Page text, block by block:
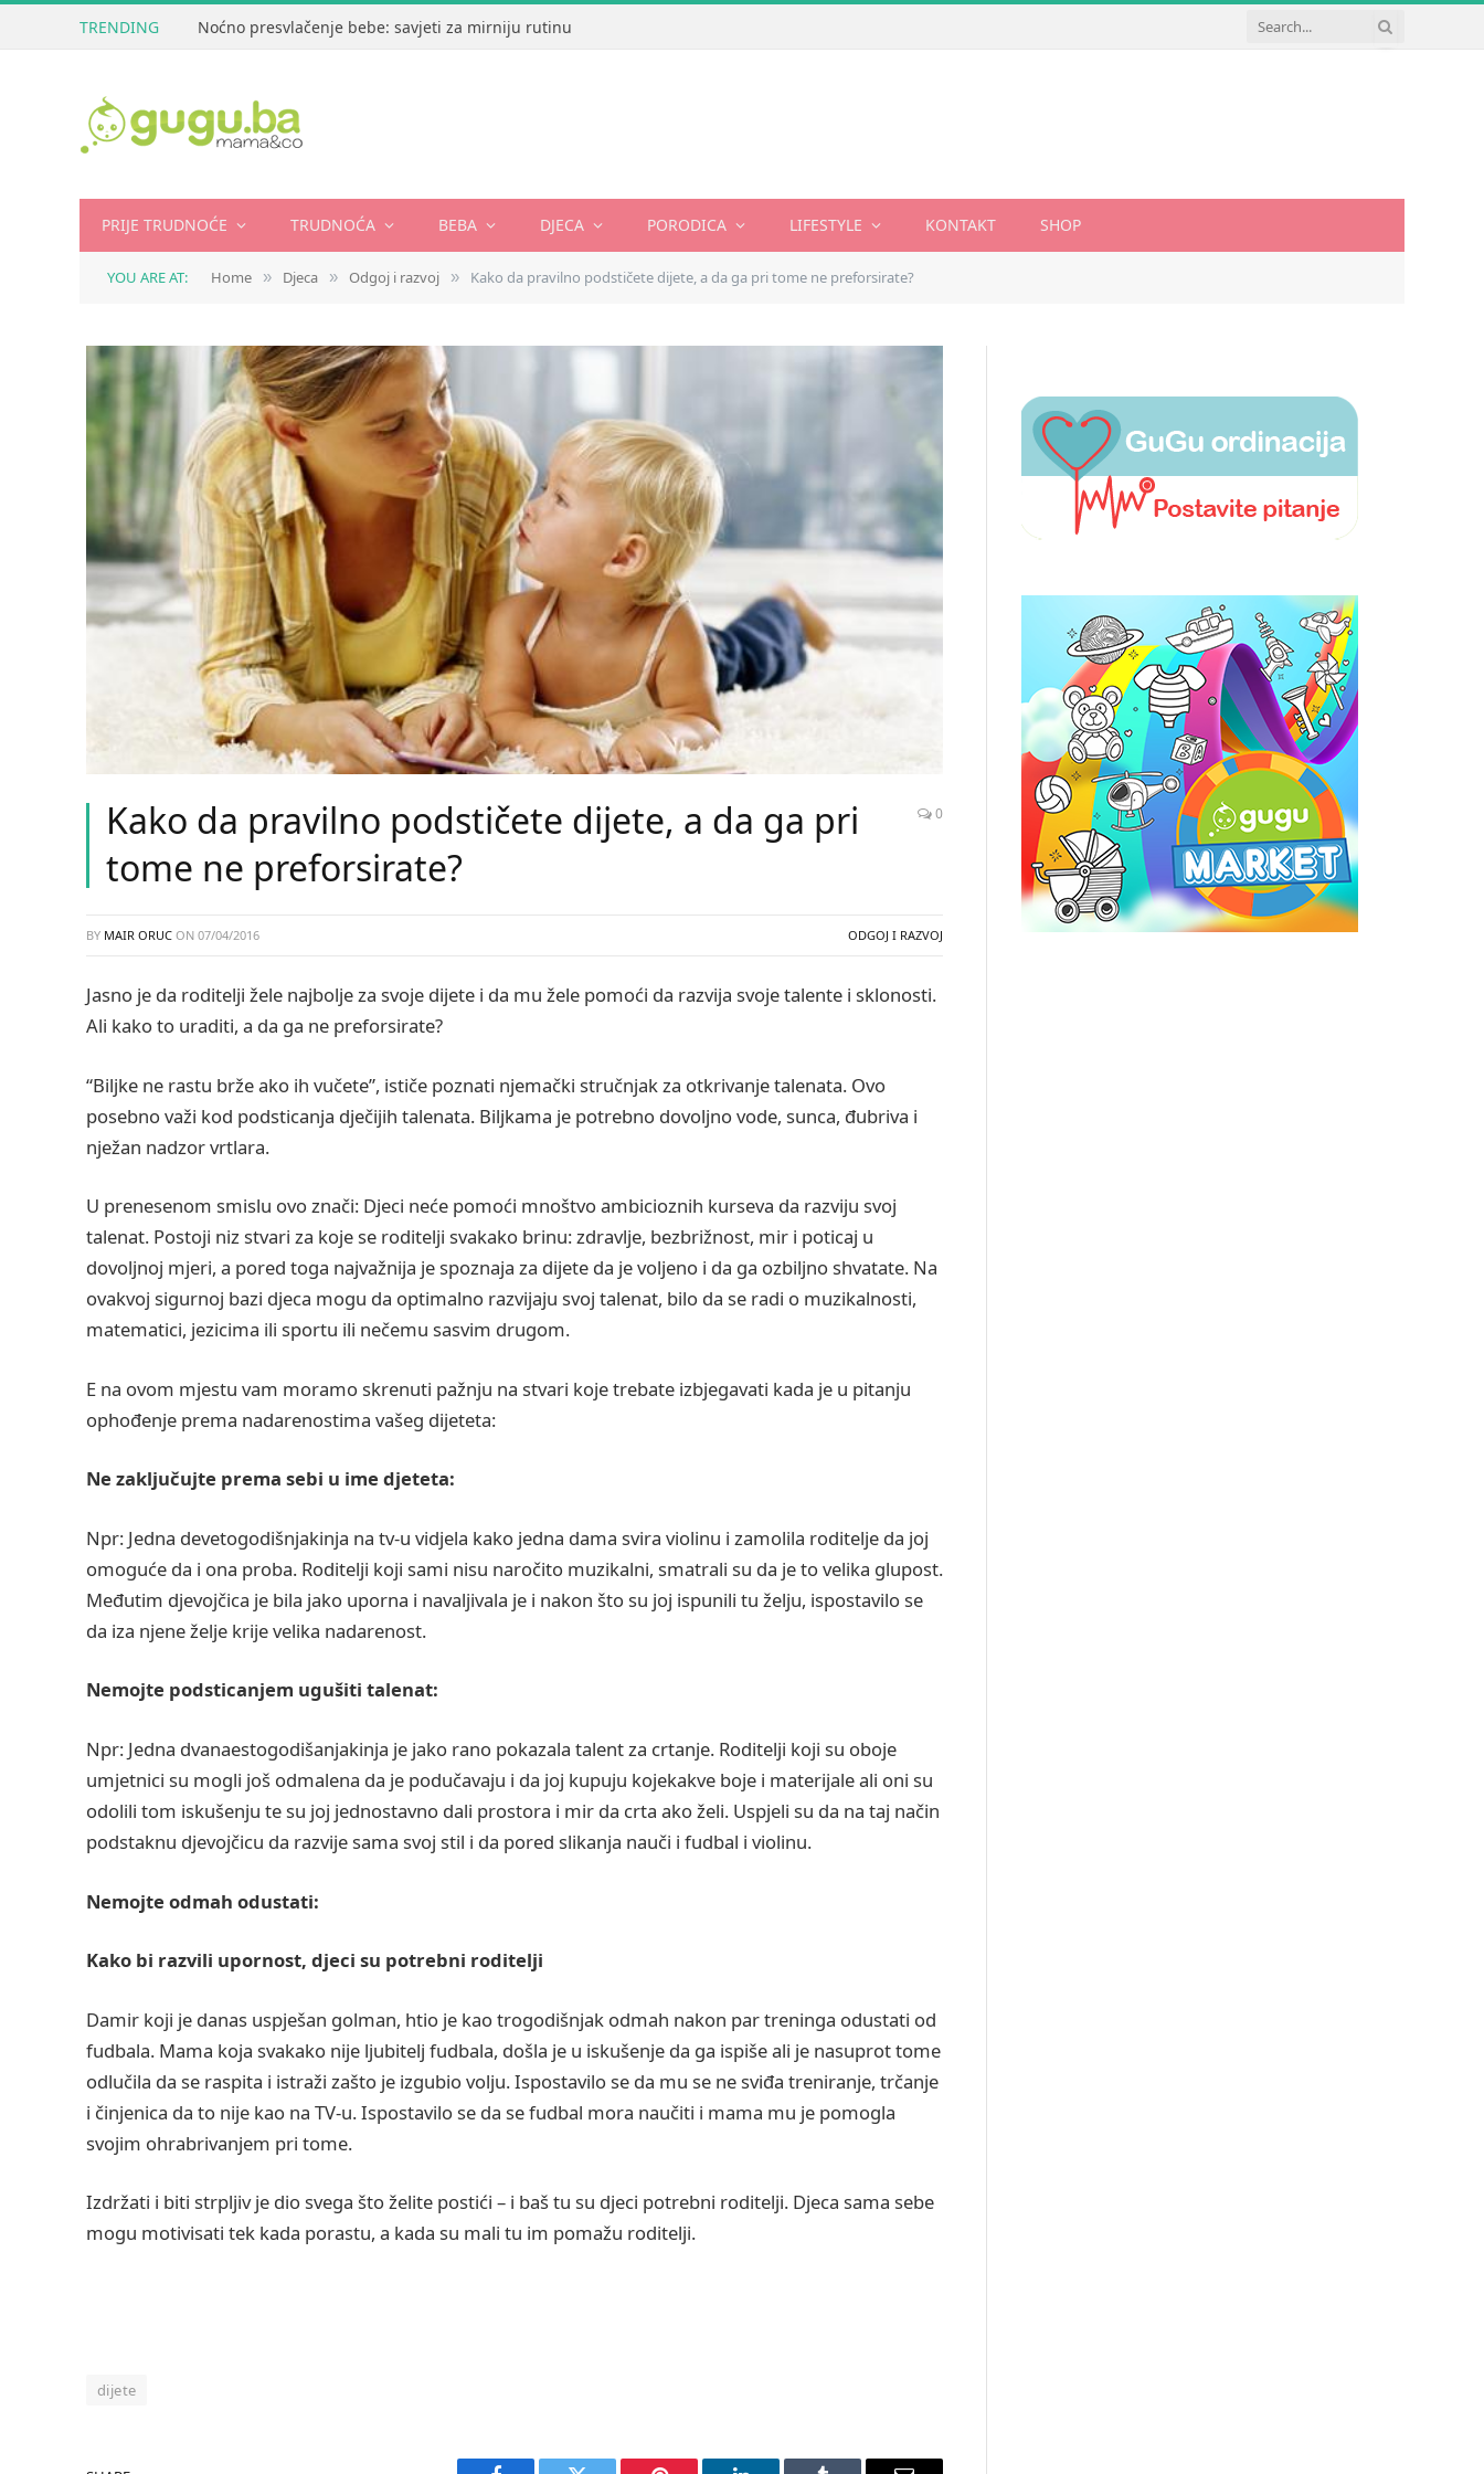
TRENDING Noćno presvlačenje bebe: savjeti za mirniju rutinu
PRIJE TRUDNOĆE TRUDNOĆA BEBA DJECA PORODICA LIFESTYLE KONTAKT SHOP
YOU ARE AT: Home » Djeca » Odgoj i razvoj » Kako da pravilno podstičete dijete, a da ga pri tome ne preforsirate?
Kako da pravilno podstičete dijete, a da ga pri
tome ne preforsirate?
0
BY MAIR ORUC ON 07/04/2016 ODGOJ I RAZVOJ
Jasno je da roditelji žele najbolje za svoje dijete i da mu žele pomoći da razvija svoje talente i sklonosti.
Ali kako to uraditi, a da ga ne preforsirate?
“Biljke ne rastu brže ako ih vučete”, ističe poznati njemački stručnjak za otkrivanje talenata. Ovo
posebno važi kod podsticanja dječijih talenata. Biljkama je potrebno dovoljno vode, sunca, đubriva i
nježan nadzor vrtlara.
U prenesenom smislu ovo znači: Djeci neće pomoći mnoštvo ambicioznih kurseva da razviju svoj
talenat. Postoji niz stvari za koje se roditelji svakako brinu: zdravlje, bezbrižnost, mir i poticaj u
dovoljnoj mjeri, a pored toga najvažnija je spoznaja za dijete da je voljeno i da ga ozbiljno shvatate. Na
ovakvoj sigurnoj bazi djeca mogu da optimalno razvijaju svoj talenat, bilo da se radi o muzikalnosti,
matematici, jezicima ili sportu ili nečemu sasvim drugom.
E na ovom mjestu vam moramo skrenuti pažnju na stvari koje trebate izbjegavati kada je u pitanju
ophođenje prema nadarenostima vašeg dijeteta:
Ne zaključujte prema sebi u ime djeteta:
Npr: Jedna devetogodišnjakinja na tv-u vidjela kako jedna dama svira violinu i zamolila roditelje da joj
omoguće da i ona proba. Roditelji koji sami nisu naročito muzikalni, smatrali su da je to velika glupost.
Međutim djevojčica je bila jako uporna i navaljivala je i nakon što su joj ispunili tu želju, ispostavilo se
da iza njene želje krije velika nadarenost.
Nemojte podsticanjem ugušiti talenat:
Npr: Jedna dvanaestogodišanjakinja je jako rano pokazala talent za crtanje. Roditelji koji su oboje
umjetnici su mogli još odmalena da je podučavaju i da joj kupuju kojekakve boje i materijale ali oni su
odolili tom iskušenju te su joj jednostavno dali prostora i mir da crta ako želi. Uspjeli su da na taj način
podstaknu djevojčicu da razvije sama svoj stil i da pored slikanja nauči i fudbal i violinu.
Nemojte odmah odustati:
Kako bi razvili upornost, djeci su potrebni roditelji
Damir koji je danas uspješan golman, htio je kao trogodišnjak odmah nakon par treninga odustati od
fudbala. Mama koja svakako nije ljubitelj fudbala, došla je u iskušenje da ga ispiše ali je nasuprot tome
odlučila da se raspita i istraži zašto je izgubio volju. Ispostavilo se da mu se ne sviđa treniranje, trčanje
i činjenica da to nije kao na TV-u. Ispostavilo se da se fudbal mora naučiti i mama mu je pomogla
svojim ohrabrivanjem pri tome.
Izdržati i biti strpljiv je dio svega što želite postići – i baš tu su djeci potrebni roditelji. Djeca sama sebe
mogu motivisati tek kada porastu, a kada su mali tu im pomažu roditelji.
dijete